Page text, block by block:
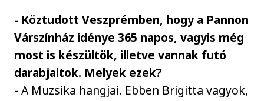
- Köztudott Veszprémben, hogy a Pannon
Várszínház idénye 365 napos, vagyis még
most is készültök, illetve vannak futó
darabjaitok. Melyek ezek?
- A Muzsika hangjai. Ebben Brigitta vagyok,